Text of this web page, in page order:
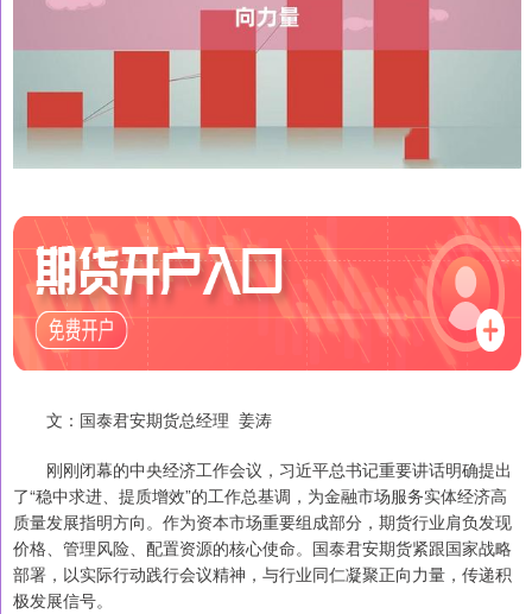
文：国泰君安期货总经理 姜涛
刚刚闭幕的中央经济工作会议，习近平总书记重要讲话明确提出
了“稳中求进、提质增效”的工作总基调，为金融市场服务实体经济高
质量发展指明方向。作为资本市场重要组成部分，期货行业肩负发现
价格、管理风险、配置资源的核心使命。国泰君安期货紧跟国家战略
部署，以实际行动践行会议精神，与行业同仁凝聚正向力量，传递积
极发展信号。